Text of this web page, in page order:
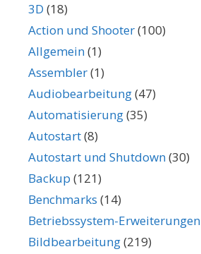
3D (18)
Action und Shooter(100)
Allgemein(1)
Assembler(1)
Audiobearbeitung(47)
Automatisierung(35)
Autostart(8)
Autostart und Shutdown(30)
Backup (121)
Benchmarks (14)
Betriebssystem-Erweiterungen
Bildbearbeitung(219)